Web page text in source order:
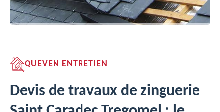
QUEVEN ENTRETIEN
Devis de travaux de zinguerie